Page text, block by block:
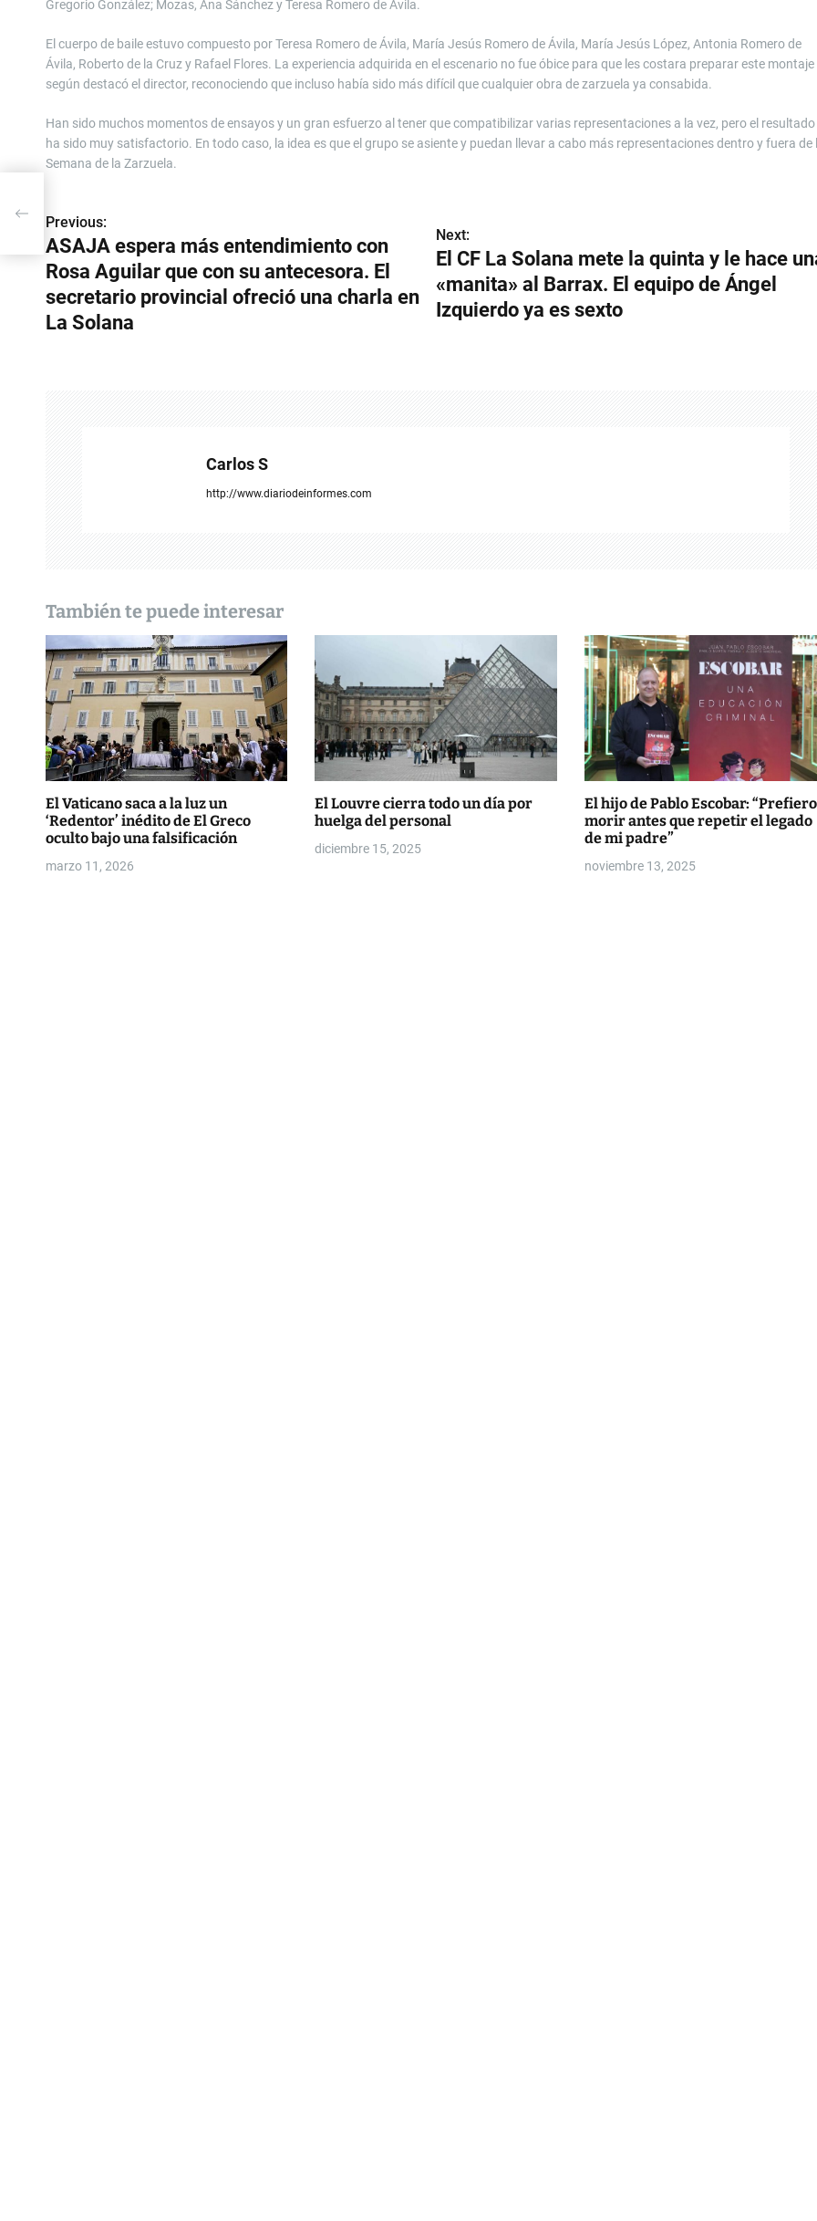
Gregorio González; Mozas, Ana Sánchez y Teresa Romero de Ávila.
El cuerpo de baile estuvo compuesto por Teresa Romero de Ávila, María Jesús Romero de Ávila, María Jesús López, Antonia Romero de
Ávila, Roberto de la Cruz y Rafael Flores. La experiencia adquirida en el escenario no fue óbice para que les costara preparar este montaje
según destacó el director, reconociendo que incluso había sido más difícil que cualquier obra de zarzuela ya consabida.
Han sido muchos momentos de ensayos y un gran esfuerzo al tener que compatibilizar varias representaciones a la vez, pero el resultado
ha sido muy satisfactorio. En todo caso, la idea es que el grupo se asiente y puedan llevar a cabo más representaciones dentro y fuera de
Semana de la Zarzuela.
N
a
v
e
e
e
n
t
r
a
d
a
Previous:
ASAJA espera más entendimiento con
Rosa Aguilar que con su antecesora. El
secretario provincial ofreció una charla en
La Solana
Next:
El CF La Solana mete la quinta y le hace
«manita» al Barrax. El equipo de Ángel
Izquierdo ya es sexto
Carlos S
http://www.diariodeinformes.com
También te puede interesar
El Vaticano saca a la luz un
‘Redentor’ inédito de El Greco
oculto bajo una falsificación
marzo 11, 2026
El Louvre cierra todo un día por
huelga del personal
diciembre 15, 2025
El hijo de Pablo Escobar: “Prefiero
morir antes que repetir el legado
de mi padre”
noviembre 13, 2025